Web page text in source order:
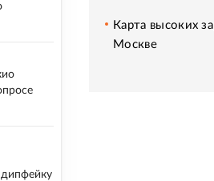
Карта высоких
Москве